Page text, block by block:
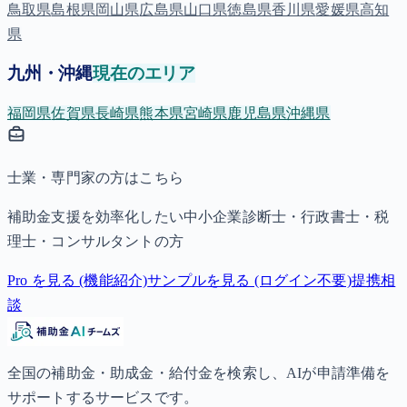
鳥取県島根県岡山県広島県山口県徳島県香川県愛媛県高知
県
九州・沖縄現在のエリア
福岡県佐賀県長崎県熊本県宮崎県鹿児島県沖縄県
士業・専門家の方はこちら
補助金支援を効率化したい中小企業診断士・行政書士・税
理士・コンサルタントの方
Pro を見る (機能紹介)サンプルを見る (ログイン不要)提携相
談
全国の補助金・助成金・給付金を検索し、AIが申請準備を
サポートするサービスです。